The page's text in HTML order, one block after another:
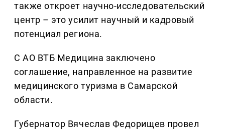
также откроет научно‑исследовательский
центр – это усилит научный и кадровый
потенциал региона.
С АО ВТБ Медицина заключено
соглашение, направленное на развитие
медицинского туризма в Самарской
области.
Губернатор Вячеслав Федорищев провел